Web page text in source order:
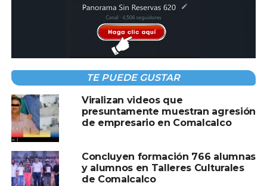
Anuncian cierre de vialidades en
Villahermosa por ceremonia de la Feria
NO TE PIERDAS
En su visita a los Centros de Aprendizaje
Campesino en Macuspana, constata Javier
May regreso de jóvenes al campo
TE PUEDE GUSTAR
Viralizan videos que
presuntamente muestran agresión
de empresario en Comalcalco
Concluyen formación 766 alumnas
y alumnos en Talleres Culturales
de Comalcalco